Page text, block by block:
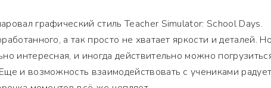
графический стиль Teacher Simulator: School Days.
а так просто не хватает яркости и деталей.
интересная, и иногда действительно можно
и возможность взаимодействовать с учениками